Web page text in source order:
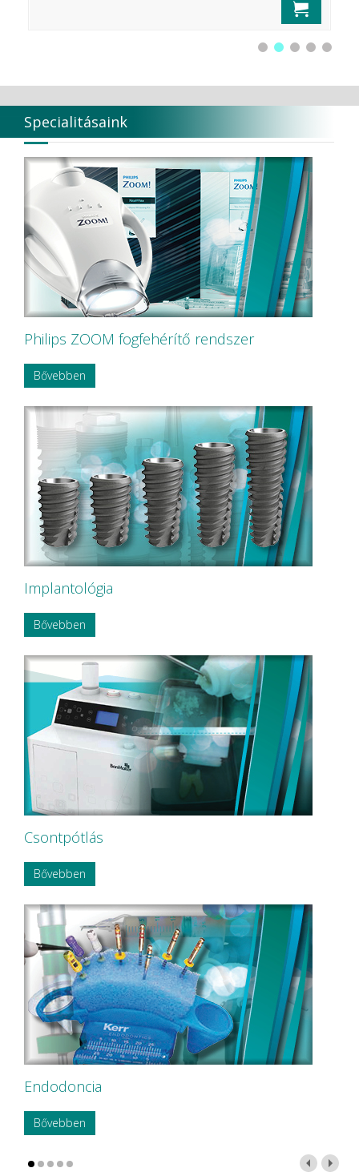
Specialitásaink
Philips ZOOM fogfehérítő rendszer
Bővebben
Implantológia
Bővebben
Csontpótlás
Bővebben
Endodoncia
Bővebben